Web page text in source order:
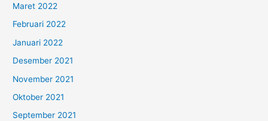
Maret 2022
Februari 2022
Januari 2022
Desember 2021
November 2021
Oktober 2021
September 2021